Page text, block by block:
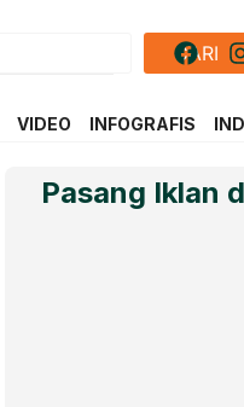
CARI
VIDEO INFOGRAFIS
Pasang Iklan